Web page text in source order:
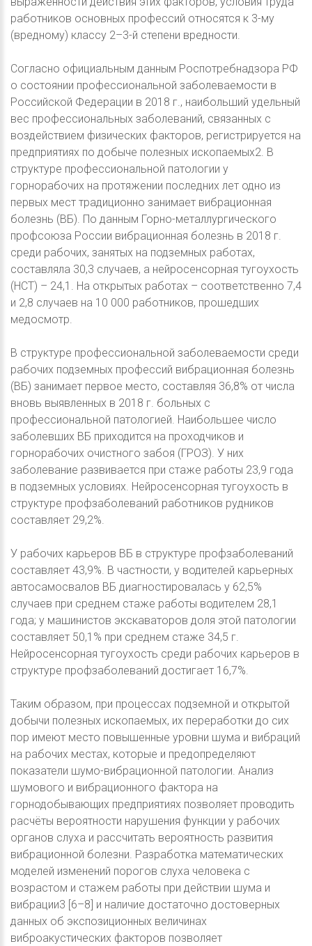
работников основных профессий относятся к 3-му
(вредному) классу 2–3-й степени вредности.
Согласно официальным данным Роспотребнадзора РФ
о состоянии профессиональной заболеваемости в
Российской Федерации в 2018 г., наибольший удельный
вес профессиональных заболеваний, связанных с
воздействием физических факторов, регистрируется на
предприятиях по добыче полезных ископаемых2. В
структуре профессиональной патологии у
горнорабочих на протяжении последних лет одно из
первых мест традиционно занимает вибрационная
болезнь (ВБ). По данным Горно-металлургического
профсоюза России вибрационная болезнь в 2018 г.
среди рабочих, занятых на подземных работах,
составляла 30,3 случаев, а нейросенсорная тугоухость
(НСТ) – 24,1. На открытых работах – соответственно 7,4
и 2,8 случаев на 10 000 работников, прошедших
медосмотр.
В структуре профессиональной заболеваемости среди
рабочих подземных профессий вибрационная болезнь
(ВБ) занимает первое место, составляя 36,8% от числа
вновь выявленных в 2018 г. больных с
профессиональной патологией. Наибольшее число
заболевших ВБ приходится на проходчиков и
горнорабочих очистного забоя (ГРОЗ). У них
заболевание развивается при стаже работы 23,9 года
в подземных условиях. Нейросенсорная тугоухость в
структуре профзаболеваний работников рудников
составляет 29,2%.
У рабочих карьеров ВБ в структуре профзаболеваний
составляет 43,9%. В частности, у водителей карьерных
автосамосвалов ВБ диагностировалась у 62,5%
случаев при среднем стаже работы водителем 28,1
года; у машинистов экскаваторов доля этой патологии
составляет 50,1% при среднем стаже 34,5 г.
Нейросенсорная тугоухость среди рабочих карьеров в
структуре профзаболеваний достигает 16,7%.
Таким образом, при процессах подземной и открытой
добычи полезных ископаемых, их переработки до сих
пор имеют место повышенные уровни шума и вибраций
на рабочих местах, которые и предопределяют
показатели шумо-вибрационной патологии. Анализ
шумового и вибрационного фактора на
горнодобывающих предприятиях позволяет проводить
расчёты вероятности нарушения функции у рабочих
органов слуха и рассчитать вероятность развития
вибрационной болезни. Разработка математических
моделей изменений порогов слуха человека с
возрастом и стажем работы при действии шума и
вибрации3 [6–8] и наличие достаточно достоверных
данных об экспозиционных величинах
виброакустических факторов позволяет